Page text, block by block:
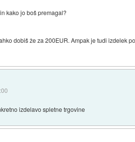
kako jo boš premagal?
dobiš že za 200EUR. Ampak je tudi izdelek
izdelavo spletne trgovine